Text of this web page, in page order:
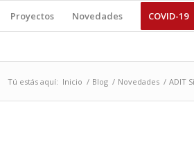
Proyectos Novedades COVID-19
Tú estás aquí: Inicio / Blog / Novedades / ADIT